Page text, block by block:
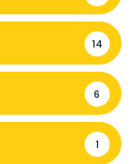
14
6
1